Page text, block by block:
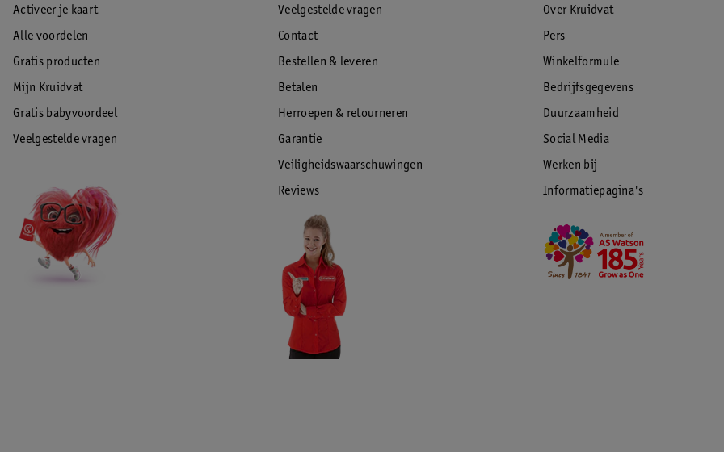
Activeer je kaart
Alle voordelen
Gratis producten
Mijn Kruidvat
Gratis babyvoordeel
Veelgestelde vragen
Veelgestelde vragen
Contact
Bestellen & leveren
Betalen
Herroepen & retourneren
Garantie
Veiligheidswaarschuwingen
Reviews
Over Kruidvat
Pers
Winkelformule
Bedrijfsgegevens
Duurzaamheid
Social Media
Werken bij
Informatiepagina's